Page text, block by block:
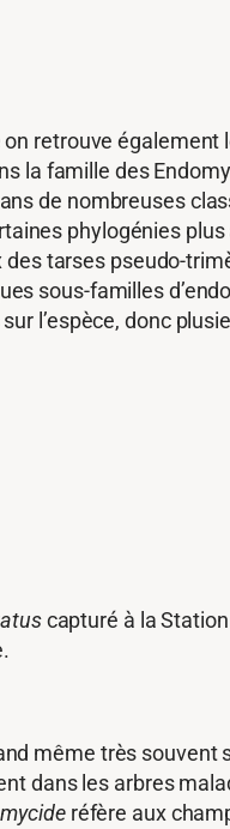
retrouve également
la famille des
de nombreuses
phylogénies
des tarses pseudo-
sous-familles
l’espèce, donc
capturé à la
même très souvent
dans les arbres
mycideréfère aux